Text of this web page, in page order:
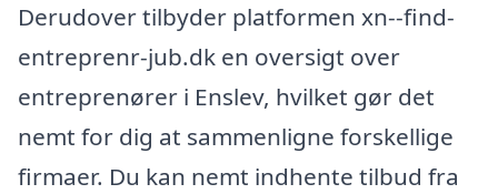
Derudover tilbyder platformen xn--find-
entreprenr-jub.dk en oversigt over
entreprenører i Enslev, hvilket gør det
nemt for dig at sammenligne forskellige
firmaer. Du kan nemt indhente tilbud fra